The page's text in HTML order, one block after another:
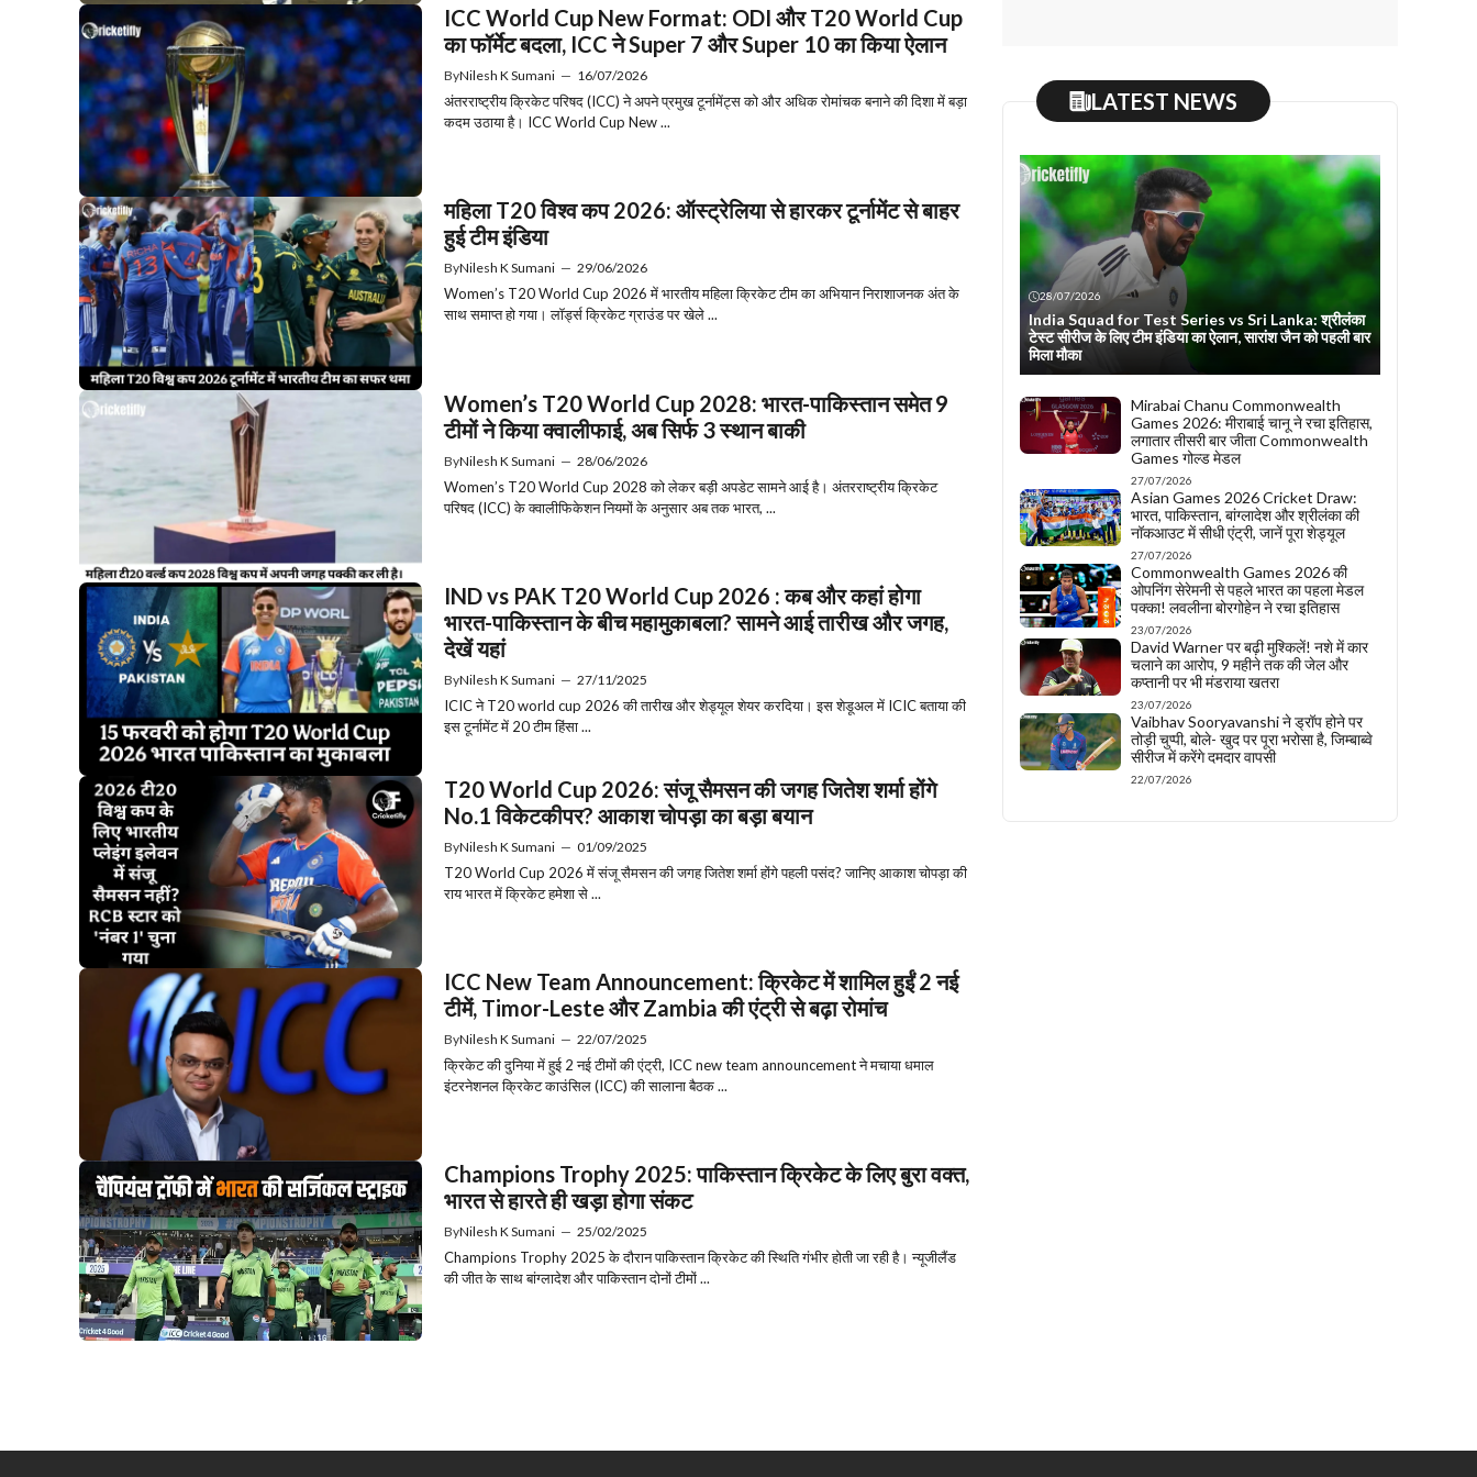
ICC World Cup New Format: ODI और T20 World Cup
का फॉर्मेट बदला, ICC ने Super 7 और Super 10 का किया ऐलान
ByNilesh K Sumani — 16/07/2026
अंतरराष्ट्रीय क्रिकेट परिषद (ICC) ने अपने प्रमुख टूर्नामेंट्स को और अधिक रोमांचक बनाने की दिशा में बड़ा
कदम उठाया है। ICC World Cup New ...
महिला T20 विश्व कप 2026: ऑस्ट्रेलिया से हारकर टूर्नामेंट से बाहर
हुई टीम इंडिया
ByNilesh K Sumani — 29/06/2026
Women’s T20 World Cup 2026 में भारतीय महिला क्रिकेट टीम का अभियान निराशाजनक अंत के
साथ समाप्त हो गया। लॉर्ड्स क्रिकेट ग्राउंड पर खेले ...
Women’s T20 World Cup 2028: भारत-पाकिस्तान समेत 9
टीमों ने किया क्वालीफाई, अब सिर्फ 3 स्थान बाकी
ByNilesh K Sumani — 28/06/2026
Women’s T20 World Cup 2028 को लेकर बड़ी अपडेट सामने आई है। अंतरराष्ट्रीय क्रिकेट
परिषद (ICC) के क्वालीफिकेशन नियमों के अनुसार अब तक भारत, ...
IND vs PAK T20 World Cup 2026 : कब और कहां होगा
भारत-पाकिस्तान के बीच महामुकाबला? सामने आई तारीख और जगह,
देखें यहां
ByNilesh K Sumani — 27/11/2025
ICIC ने T20 world cup 2026 की तारीख और शेड्यूल शेयर करदिया। इस शेडूअल में ICIC बताया की
इस टूर्नामेंट में 20 टीम हिंसा ...
T20 World Cup 2026: संजू सैमसन की जगह जितेश शर्मा होंगे
No.1 विकेटकीपर? आकाश चोपड़ा का बड़ा बयान
ByNilesh K Sumani — 01/09/2025
T20 World Cup 2026 में संजू सैमसन की जगह जितेश शर्मा होंगे पहली पसंद? जानिए आकाश चोपड़ा की
राय भारत में क्रिकेट हमेशा से ...
ICC New Team Announcement: क्रिकेट में शामिल हुईं 2 नई
टीमें, Timor-Leste और Zambia की एंट्री से बढ़ा रोमांच
ByNilesh K Sumani — 22/07/2025
क्रिकेट की दुनिया में हुई 2 नई टीमों की एंट्री, ICC new team announcement ने मचाया धमाल
इंटरनेशनल क्रिकेट काउंसिल (ICC) की सालाना बैठक ...
Champions Trophy 2025: पाकिस्तान क्रिकेट के लिए बुरा वक्त,
भारत से हारते ही खड़ा होगा संकट
ByNilesh K Sumani — 25/02/2025
Champions Trophy 2025 के दौरान पाकिस्तान क्रिकेट की स्थिति गंभीर होती जा रही है। न्यूजीलैंड
की जीत के साथ बांग्लादेश और पाकिस्तान दोनों टीमों ...
LATEST NEWS
28/07/2026
India Squad for Test Series vs Sri Lanka: श्रीलंका
टेस्ट सीरीज के लिए टीम इंडिया का ऐलान, सारांश जैन को पहली बार
मिला मौका
Mirabai Chanu Commonwealth
Games 2026: मीराबाई चानू ने रचा इतिहास,
लगातार तीसरी बार जीता Commonwealth
Games गोल्ड मेडल
27/07/2026
Asian Games 2026 Cricket Draw:
भारत, पाकिस्तान, बांग्लादेश और श्रीलंका की
नॉकआउट में सीधी एंट्री, जानें पूरा शेड्यूल
27/07/2026
Commonwealth Games 2026 की
ओपनिंग सेरेमनी से पहले भारत का पहला मेडल
पक्का! लवलीना बोरगोहेन ने रचा इतिहास
23/07/2026
David Warner पर बढ़ी मुश्किलें! नशे में कार
चलाने का आरोप, 9 महीने तक की जेल और
कप्तानी पर भी मंडराया खतरा
23/07/2026
Vaibhav Sooryavanshi ने ड्रॉप होने पर
तोड़ी चुप्पी, बोले- खुद पर पूरा भरोसा है, जिम्बाब्वे
सीरीज में करेंगे दमदार वापसी
22/07/2026